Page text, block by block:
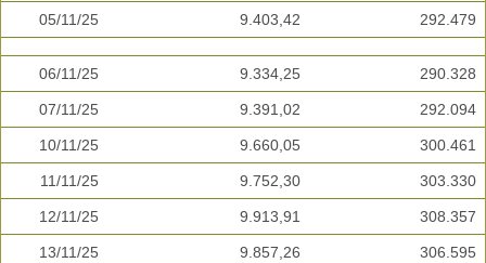
05/11/25 9.403,42 292.479
06/11/25 9.334,25 290.328
07/11/25 9.391,02 292.094
10/11/25 9.660,05 300.461
11/11/25 9.752,30 303.330
12/11/25 9.913,91 308.357
13/11/25 9.857,26 306.595